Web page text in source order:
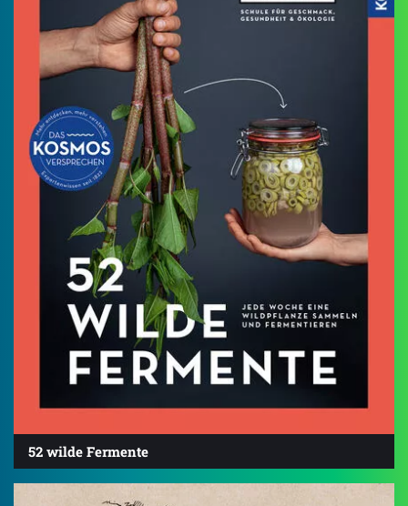
52 wilde Fermente